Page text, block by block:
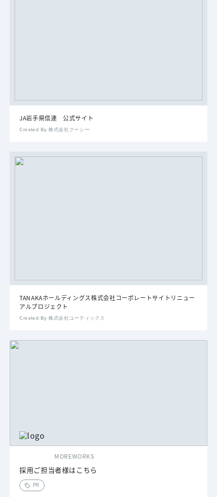
JA岩手県信連 公式サイト
Created By 株式会社クーシー
TANAKAホールディングス株式会社コーポレートサイトリニュー
アルプロジェクト
Created By 株式会社ユーティックス
MOREWORKS
採用ご担当者様はこちら
PR